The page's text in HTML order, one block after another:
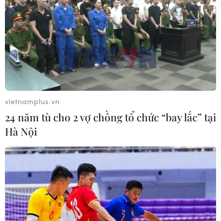
chí của lộ trình”./.
(TTXVN/Vietnam+)
#Hội nghị Cấp cao ASEAN #lao động nhập cư
vietnamplus.vn
24 năm tù cho 2 vợ chồng tổ chức “bay lắc” tại
Hà Nội